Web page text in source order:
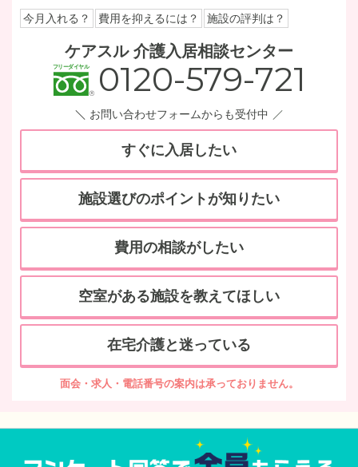
今月入れる？ 費用を抑えるには？ 施設の評判は？
ケアスル 介護入居相談センター
0120-579-721
お問い合わせフォームからも受付中
すぐに入居したい
施設選びのポイントが知りたい
費用の相談がしたい
空室がある施設を教えてほしい
在宅介護と迷っている
面会・求人・電話番号の案内は承っておりません。